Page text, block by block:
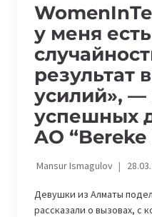
у меня
результат
усилий», —
успешных
AO “Bereke
Mansur Ismagulov
Девушки из Алматы
рассказали о вызовах, с